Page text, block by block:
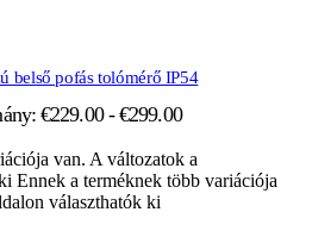
belső pofás tolómérő IP54
€229.00 - €299.00
van. A változatok a
Ennek a terméknek több variációja
választhatók ki